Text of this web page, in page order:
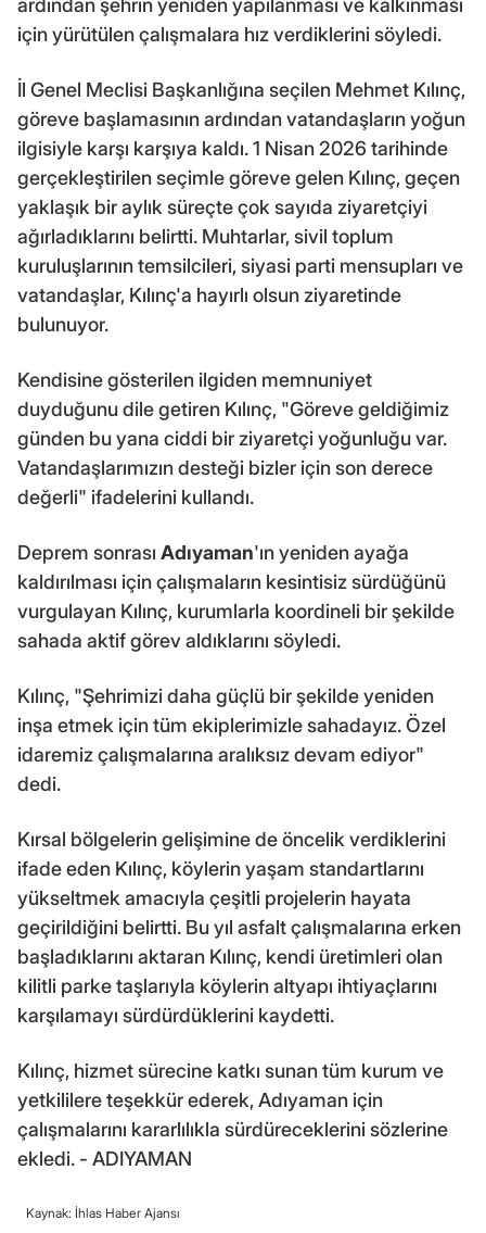
ardından şehrin yeniden yapılanması ve kalkınması
için yürütülen çalışmalara hız verdiklerini söyledi.
İl Genel Meclisi Başkanlığına seçilen Mehmet Kılınç,
göreve başlamasının ardından vatandaşların yoğun
ilgisiyle karşı karşıya kaldı. 1 Nisan 2026 tarihinde
gerçekleştirilen seçimle göreve gelen Kılınç, geçen
yaklaşık bir aylık süreçte çok sayıda ziyaretçiyi
ağırladıklarını belirtti. Muhtarlar, sivil toplum
kuruluşlarının temsilcileri, siyasi parti mensupları ve
vatandaşlar, Kılınç'a hayırlı olsun ziyaretinde
bulunuyor.
Kendisine gösterilen ilgiden memnuniyet
duyduğunu dile getiren Kılınç, "Göreve geldiğimiz
günden bu yana ciddi bir ziyaretçi yoğunluğu var.
Vatandaşlarımızın desteği bizler için son derece
değerli" ifadelerini kullandı.
Deprem sonrası Adıyaman'ın yeniden ayağa
kaldırılması için çalışmaların kesintisiz sürdüğünü
vurgulayan Kılınç, kurumlarla koordineli bir şekilde
sahada aktif görev aldıklarını söyledi.
Kılınç, "Şehrimizi daha güçlü bir şekilde yeniden
inşa etmek için tüm ekiplerimizle sahadayız. Özel
idaremiz çalışmalarına aralıksız devam ediyor"
dedi.
Kırsal bölgelerin gelişimine de öncelik verdiklerini
ifade eden Kılınç, köylerin yaşam standartlarını
yükseltmek amacıyla çeşitli projelerin hayata
geçirildiğini belirtti. Bu yıl asfalt çalışmalarına erken
başladıklarını aktaran Kılınç, kendi üretimleri olan
kilitli parke taşlarıyla köylerin altyapı ihtiyaçlarını
karşılamayı sürdürdüklerini kaydetti.
Kılınç, hizmet sürecine katkı sunan tüm kurum ve
yetkililere teşekkür ederek, Adıyaman için
çalışmalarını kararlılıkla sürdüreceklerini sözlerine
ekledi. - ADIYAMAN
Kaynak: İhlas Haber Ajansı